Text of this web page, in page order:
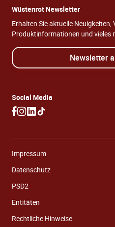
Wüstenrot Newsletter
Erhalten Sie aktuelle
Produktinformationen und vieles
Newsletter
Social Media
Impressum
Datenschutz
PSD2
Entitäten
Rechtliche Hinweise